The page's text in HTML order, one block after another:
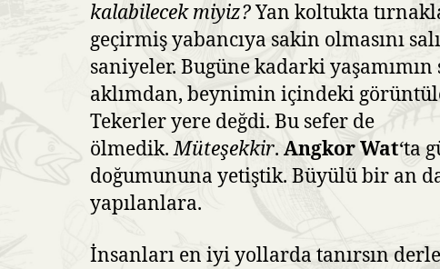
kalabilecek miyiz?Yan koltukta
geçirmiş yabancıya sakin olmasını
saniyeler. Bugüne kadarki
aklımdan, beynimin içindeki
Tekerler yere değdi. Bu sefer de
ölmedik.Müteşekkir. Angkor Wat‘ta
doğumununa yetiştik. Büyülü bir an
yapılanlara.
İnsanları en iyi yollarda tanırsın